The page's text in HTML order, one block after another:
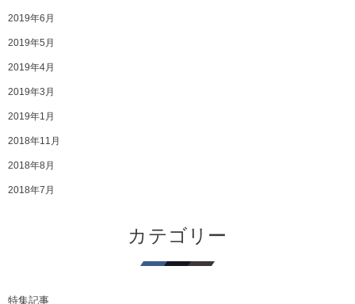
2019年6月
2019年5月
2019年4月
2019年3月
2019年1月
2018年11月
2018年8月
2018年7月
カテゴリー
特集記事